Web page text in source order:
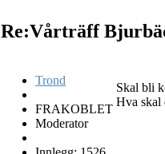
Re:Vårträff
Trond
FRAKOBLET
Moderator
Skal bli
Hva skal